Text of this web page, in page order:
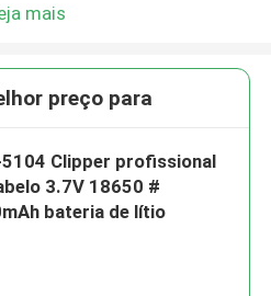
mais
preço para
5104 Clipper profissional
3.7V 18650 #
bateria de lítio